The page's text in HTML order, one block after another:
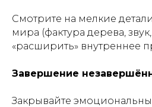
Смотрите на мелкие
мира (фактура дерева,
«расширить» внутреннее
Завершение
Закрывайте